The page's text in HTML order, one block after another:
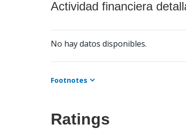
Actividad financiera
No hay datos disponibles.
Footnotes
Ratings